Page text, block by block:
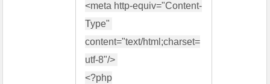
<meta http-equiv="Content-
Type"
content="text/html;charset=
utf-8"/>
<?php